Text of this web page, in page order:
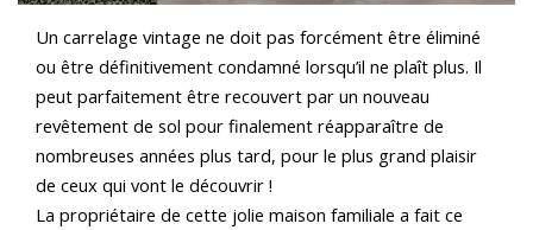
Un carrelage vintage ne doit pas forcément être éliminé
ou être définitivement condamné lorsqu’il ne plaît plus. Il
peut parfaitement être recouvert par un nouveau
revêtement de sol pour finalement réapparaître de
nombreuses années plus tard, pour le plus grand plaisir
de ceux qui vont le découvrir !
La propriétaire de cette jolie maison familiale a fait ce